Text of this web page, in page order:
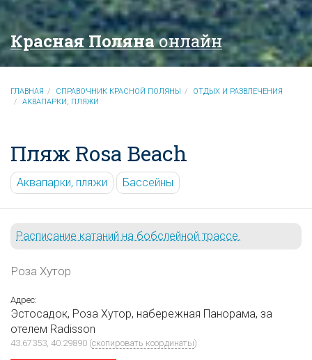
Красная Полянаонлайн
ГЛАВНАЯ СПРАВОЧНИК КРАСНОЙ ПОЛЯНЫ
ОТДЫХ И РАЗВЛЕЧЕНИЯ
АКВАПАРКИ, ПЛЯЖИ
Пляж Rosa Beach
Аквапарки, пляжи Бассейны
Расписание катаний на бобслейной трассе.
Роза Хутор
Адрес:
Эстосадок, Роза Хутор, набережная Панорама, за
отелем Radisson
43.67353, 40.29890 (скопировать координаты)